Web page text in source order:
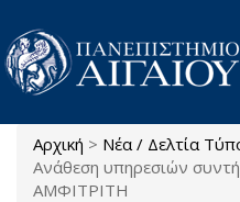
Παράκαμψη προς το κυρίως
Είστε εδώ
Αρχική > Νέα / Δελτία
Ανάθεση υπηρεσιών
ΑΜΦΙΤΡΙΤΗ